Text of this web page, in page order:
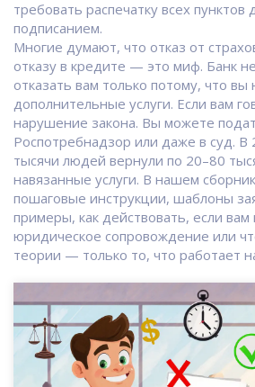
требовать распечатку всех пунктов
подписанием.
Многие думают, что отказ от
отказу в кредите — это миф. Банк
отказать вам только потому, что вы
дополнительные услуги. Если вам
нарушение закона. Вы можете
Роспотребнадзор или даже в суд. В
тысячи людей вернули по 20–80
навязанные услуги. В нашем
пошаговые инструкции, шаблоны
примеры, как действовать, если вам
юридическое сопровождение или
теории — только то, что работает